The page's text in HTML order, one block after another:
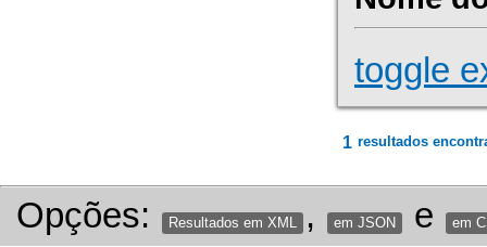
toggle
1 resultados
Opções: Resultados em XML , em JSON e em